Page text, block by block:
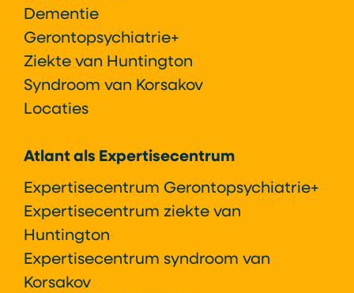
Dementie
Gerontopsychiatrie+
Ziekte van Huntington
Syndroom van Korsakov
Locaties
Atlant als Expertisecentrum
Expertisecentrum Gerontopsychiatrie+
Expertisecentrum ziekte van
Huntington
Expertisecentrum syndroom van
Korsakov